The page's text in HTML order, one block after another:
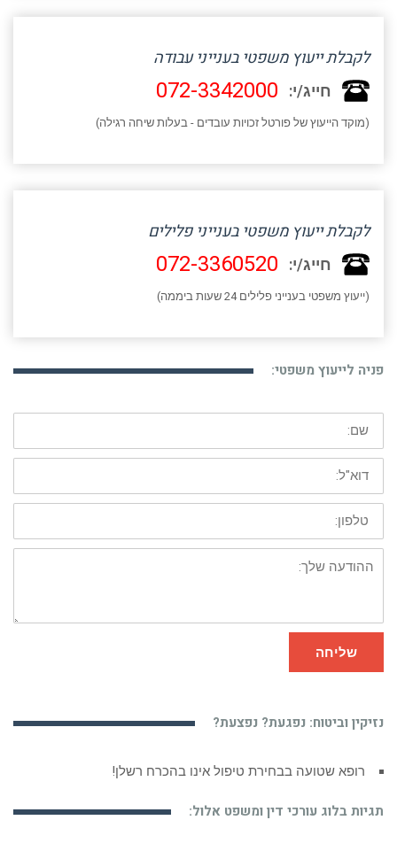
לקבלת ייעוץ משפטי בענייני עבודה
חייג/י: 072-3342000
(מוקד הייעוץ של פורטל זכויות עובדים - בעלות שיחה רגילה)
לקבלת ייעוץ משפטי בענייני פלילים
חייג/י: 072-3360520
(ייעוץ משפטי בענייני פלילים 24 שעות ביממה)
פניה לייעוץ משפטי:
שם:
דוא"ל:
טלפון:
ההודעה
שלך:
שליחה
נזיקין וביטוח: נפגעת? נפצעת?
רופא שטועה בבחירת טיפול אינו בהכרח רשלן!
תגיות בלוג עורכי דין ומשפט אלול: